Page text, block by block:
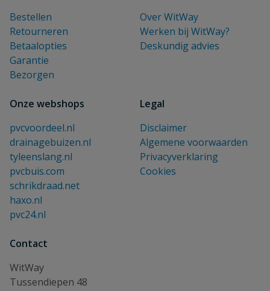
Bestellen
Retourneren
Betaalopties
Garantie
Bezorgen
Over WitWay
Werken bij WitWay?
Deskundig advies
Onze webshops
pvcvoordeel.nl
drainagebuizen.nl
tyleenslang.nl
pvcbuis.com
schrikdraad.net
haxo.nl
pvc24.nl
Legal
Disclaimer
Algemene voorwaarden
Privacyverklaring
Cookies
Contact
WitWay
Tussendiepen 48